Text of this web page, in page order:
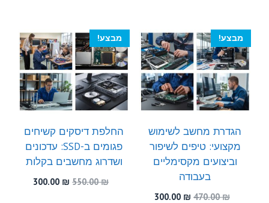
560.00 ₪.
300.00 ₪.
500.00 ₪.
300.00 ₪.
מבצע!
הגדרת מחשב לשימוש
מקצועי: טיפים לשיפור
וביצועים מקסימליים
בעבודה
470.00₪
המחיר
300.00 ₪
מבצע!
החלפת דיסקים קשיחים
פגומים ב-SSD: עדכונים
ושדרוג מחשבים בקלות
550.00₪
המחיר
300.00 ₪
המחיר